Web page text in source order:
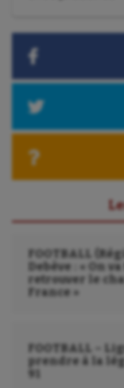
Sport
Sport-
UNSS
FOOTBALL
Debève : « On
retrouver le
France »
FOOTBALL –
prendre à la
91